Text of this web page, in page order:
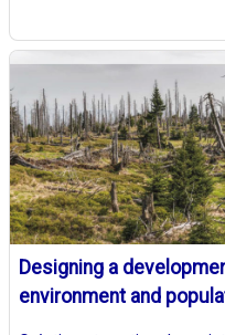
Designing a
environment and